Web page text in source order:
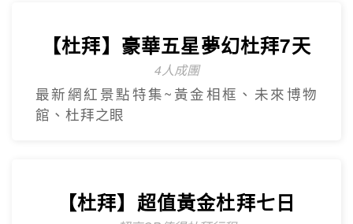
【杜拜】豪華五星夢幻杜拜7天
4人成團
最新網紅景點特集~黃金相框、未來博物
館、杜拜之眼
【杜拜】超值黃金杜拜七日